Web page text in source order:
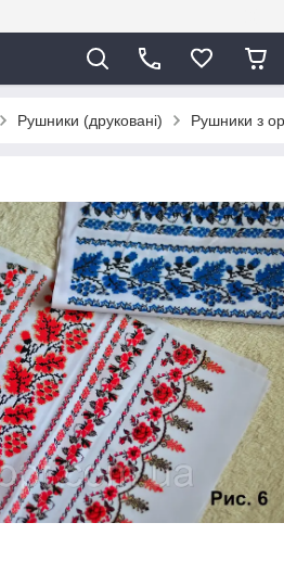
Рушники (друковані) Рушники з